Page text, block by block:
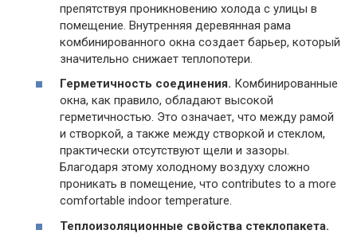
препятствуя проникновению холода с улицы в
помещение. Внутренняя деревянная рама
комбинированного окна создает барьер, который
значительно снижает теплопотери.
Герметичность соединения. Комбинированные
окна, как правило, обладают высокой
герметичностью. Это означает, что между рамой
и створкой, а также между створкой и стеклом,
практически отсутствуют щели и зазоры.
Благодаря этому холодному воздуху сложно
проникать в помещение, что contributes to a more
comfortable indoor temperature.
Теплоизоляционные свойства стеклопакета.